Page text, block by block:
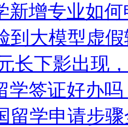
新增专业如何
到大模型虚
长下影出现
学签证好办吗
留学申请步